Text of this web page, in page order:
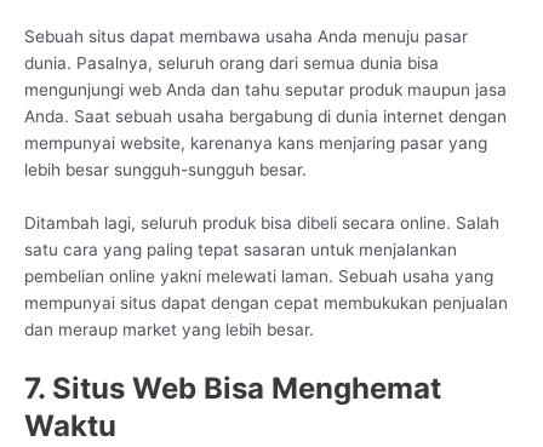
Sebuah situs dapat membawa usaha Anda menuju pasar
dunia. Pasalnya, seluruh orang dari semua dunia bisa
mengunjungi web Anda dan tahu seputar produk maupun jasa
Anda. Saat sebuah usaha bergabung di dunia internet dengan
mempunyai website, karenanya kans menjaring pasar yang
lebih besar sungguh-sungguh besar.
Ditambah lagi, seluruh produk bisa dibeli secara online. Salah
satu cara yang paling tepat sasaran untuk menjalankan
pembelian online yakni melewati laman. Sebuah usaha yang
mempunyai situs dapat dengan cepat membukukan penjualan
dan meraup market yang lebih besar.
7. Situs Web Bisa Menghemat
Waktu